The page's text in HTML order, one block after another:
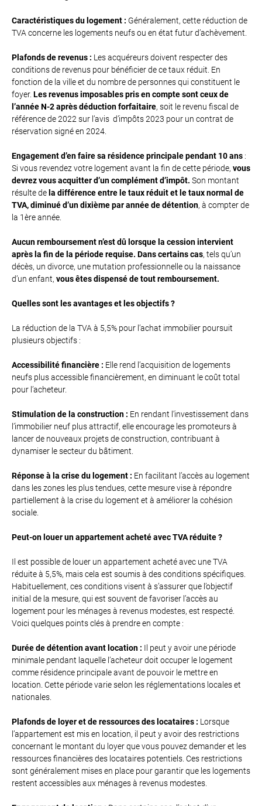
Caractéristiques du logement : Généralement, cette réduction de
TVA concerne les logements neufs ou en état futur d’achèvement.
Plafonds de revenus : Les acquéreurs doivent respecter des
conditions de revenus pour bénéficier de ce taux réduit. En
fonction de la ville et du nombre de personnes qui constituent le
foyer. Les revenus imposables pris en compte sont ceux de
l’année N-2 après déduction forfaitaire, soit le revenu fiscal de
référence de 2022 sur l’avis d’impôts 2023 pour un contrat de
réservation signé en 2024.
Engagement d’en faire sa résidence principale pendant 10 ans :
Si vous revendez votre logement avant la fin de cette période, vous
devrez vous acquitter d’un complément d’impôt. Son montant
résulte de la différence entre le taux réduit et le taux normal de
TVA, diminué d’un dixième par année de détention, à compter de
la 1ère année.
Aucun remboursement n’est dû lorsque la cession intervient
après la fin de la période requise. Dans certains cas, tels qu’un
décès, un divorce, une mutation professionnelle ou la naissance
d’un enfant, vous êtes dispensé de tout remboursement.
Quelles sont les avantages et les objectifs ?
La réduction de la TVA à 5,5% pour l’achat immobilier poursuit
plusieurs objectifs :
Accessibilité financière : Elle rend l’acquisition de logements
neufs plus accessible financièrement, en diminuant le coût total
pour l’acheteur.
Stimulation de la construction : En rendant l’investissement dans
l’immobilier neuf plus attractif, elle encourage les promoteurs à
lancer de nouveaux projets de construction, contribuant à
dynamiser le secteur du bâtiment.
Réponse à la crise du logement : En facilitant l’accès au logement
dans les zones les plus tendues, cette mesure vise à répondre
partiellement à la crise du logement et à améliorer la cohésion
sociale.
Peut-on louer un appartement acheté avec TVA réduite ?
Il est possible de louer un appartement acheté avec une TVA
réduite à 5,5%, mais cela est soumis à des conditions spécifiques.
Habituellement, ces conditions visent à s’assurer que l’objectif
initial de la mesure, qui est souvent de favoriser l’accès au
logement pour les ménages à revenus modestes, est respecté.
Voici quelques points clés à prendre en compte :
Durée de détention avant location : Il peut y avoir une période
minimale pendant laquelle l’acheteur doit occuper le logement
comme résidence principale avant de pouvoir le mettre en
location. Cette période varie selon les réglementations locales et
nationales.
Plafonds de loyer et de ressources des locataires : Lorsque
l’appartement est mis en location, il peut y avoir des restrictions
concernant le montant du loyer que vous pouvez demander et les
ressources financières des locataires potentiels. Ces restrictions
sont généralement mises en place pour garantir que les logements
restent accessibles aux ménages à revenus modestes.